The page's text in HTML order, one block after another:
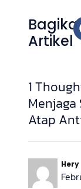
Artikel
1
Menjaga
Atap
Hery